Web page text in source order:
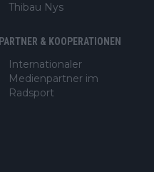
Thibau Nys
PARTNER & KOOPERATIONEN
Internationaler
Medienpartner im
Radsport